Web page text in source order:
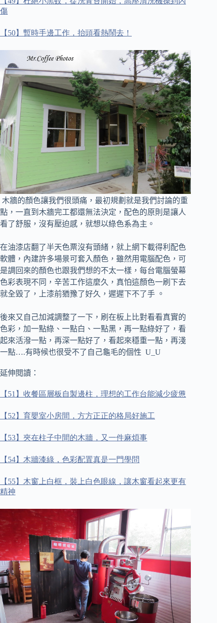
傷
【 50】暫時手邊工作，抬頭看熱鬧去！
木牆的顏色讓我們很頭痛，最初規劃就是我們討論的重
點，一直到木牆完工都還無法決定， 配色的原則是讓人
看了舒服，沒有壓迫感，就想以綠色系為主。
在油漆店翻了半天色票沒有頭緒，就上網下載得利配色
軟體，內建許多場景可套入顏色， 雖然用電腦配色，可
是調回來的顏色也跟我們想的不太一樣，每台電腦螢幕
色彩表現不同，辛苦工作這麼久，真怕這顏色一刷下去
就全毀了，上漆前猶豫了好久，遲遲下不了手 。
後來又自己加減調整了一下，刷在板上比對看看真實的
色彩，加一點綠、一點白、一點黑， 再一點綠好了，看
起來活潑一點，再深一點好了，看起來穩重一點，再淺
一點….有時候也很受不了自己龜毛的個性 U_U
延伸閱讀：
【 51 】收餐區層板自製邊柱，理想的工作台能減少疲憊
【 52 】育嬰室小房間，方方正正的格局好施工
【 53】夾在柱子中間的木牆，又一件麻煩事
【 54】木牆漆綠，色彩配置真是一門學問
【 55】木窗上白框，裝上白色眼線，讓木窗看起來更有
精神